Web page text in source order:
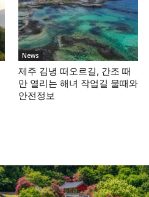
News
제주 김녕 떠오르길, 간조 때
만 열리는 해녀 작업길 물때와
안전정보